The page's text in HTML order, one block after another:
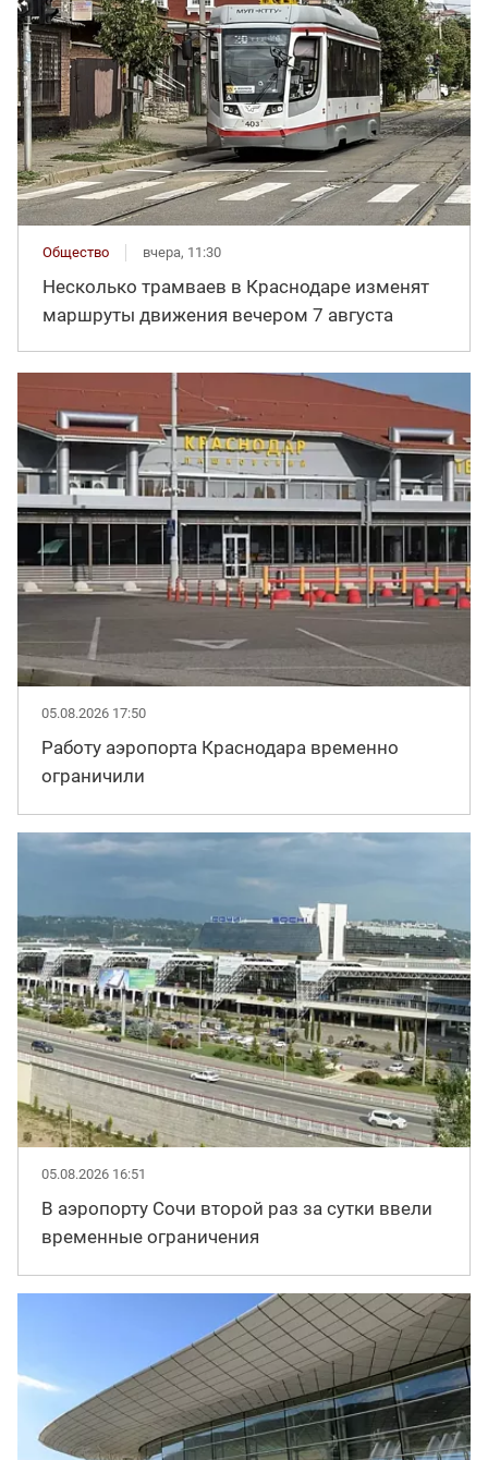
Общество вчера, 11:30
Несколько трамваев в Краснодаре изменят
маршруты движения вечером 7 августа
05.08.2026 17:50
Работу аэропорта Краснодара временно
ограничили
05.08.2026 16:51
В аэропорту Сочи второй раз за сутки ввели
временные ограничения